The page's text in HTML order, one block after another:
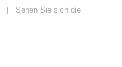
| Sehen Sie sich die